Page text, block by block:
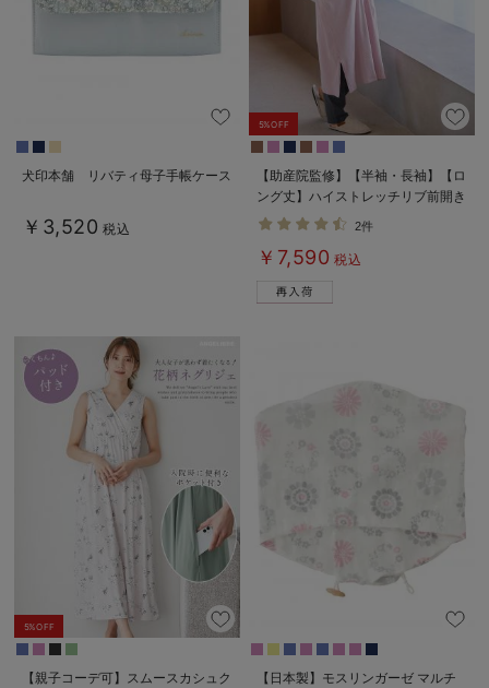
犬印本舗 リバティ母子手帳ケース
￥3,520 税込
5%OFF
【助産院監修】【半袖・長袖】【ロ
ング丈】ハイストレッチリブ前開き
パジャマ マタニティ・授乳パジャ
マ【出産後も長く使える】
2件
￥7,590 税込
5%OFF
【親子コーデ可】スムースカシュク
【日本製】モスリンガーゼ マルチ